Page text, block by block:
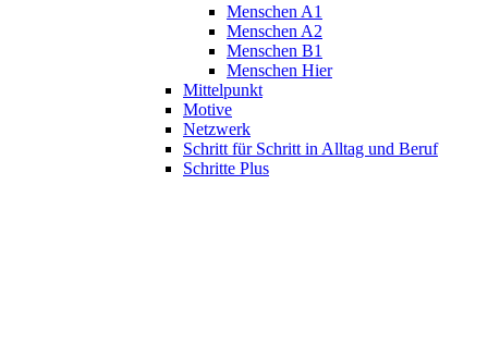
Menschen A1
Menschen A2
Menschen B1
Menschen Hier
Mittelpunkt
Motive
Netzwerk
Schritt für Schritt in Alltag und Beruf
Schritte Plus